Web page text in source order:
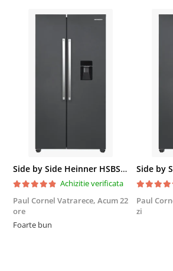
Side by Side Heinner HSBS-HM439NFINVDGWDE++, Total No Frost, Compresor Inverter, Dozator Apa, Display Touch LED, 439 L, Clasa E, Gri Antracit Texturat
Achizitie verificata
Paul Cornel Vatrarece, Acum 22
ore
Foarte bun
Paul
zi